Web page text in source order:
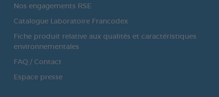
Nos engagements RSE
Catalogue Laboratoire Francodex
Fiche produit relative aux qualités et caractéristiques
environnementales
FAQ / Contact
Espace presse